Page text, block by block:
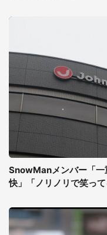
SnowManメンバー「一
快」「ノリノリで笑って